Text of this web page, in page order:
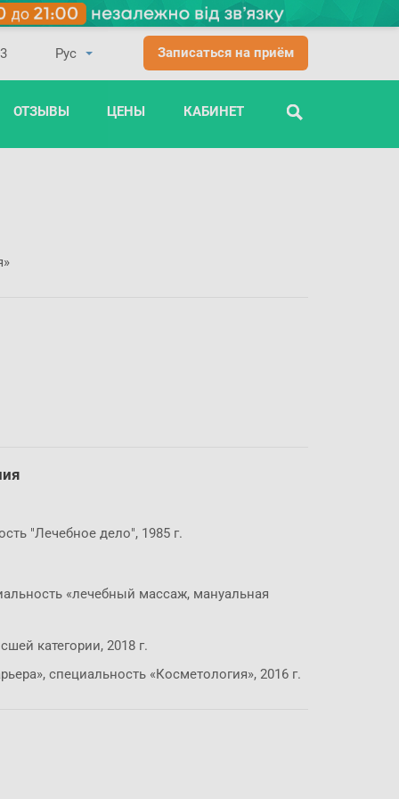
ПОИСК
Записаться на приём
ОТЗЫВЫ ЦЕНЫ КАБИНЕТ
"Лечебное дело", 1985 г.
«лечебный массаж, мануальная
категории, 2018 г.
специальность «Косметология», 2016 г.